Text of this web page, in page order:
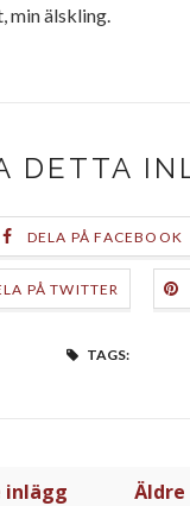
min älskling.
DETTA
DELA PÅ FACEBOOK
PÅ TWITTER
TAGS:
inlägg